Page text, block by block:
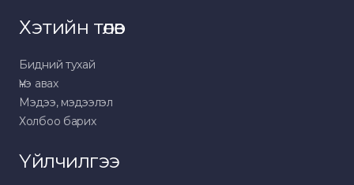
Хэтийн төлөв
Бидний тухай
Үнэ авах
Мэдээ, мэдээлэл
Холбоо барих
Үйлчилгээ